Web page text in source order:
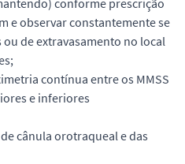
e observar constantemente se
de extravasamento no local
contínua entre os MMSS
e inferiores
cânula orotraqueal e das